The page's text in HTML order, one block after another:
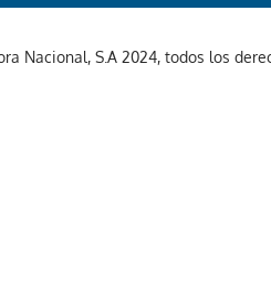
Nacional, S.A 2024, todos los